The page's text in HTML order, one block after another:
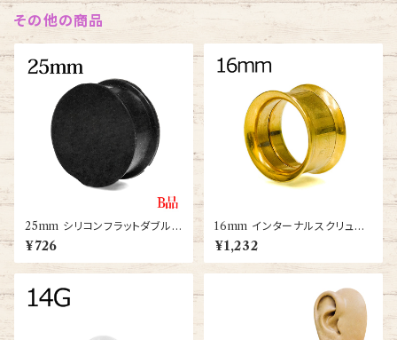
その他の商品
25mm シリコンフラットダブルフ
レアプラグ(PXSD-25m-BK)
¥726
16mm インターナルスクリュー
ダブルフレアアイレット(PDFT-
16m-GP-BA)
¥1,232